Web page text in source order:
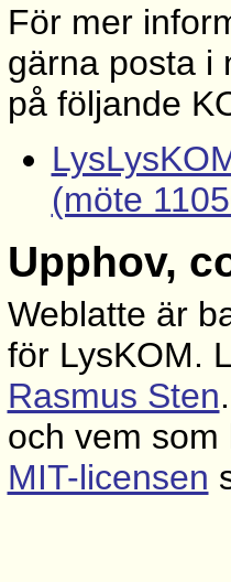
För mer
gärna posta i
på följande
(möte
Upphov,
Weblatte är
för LysKOM.
Rasmus Sten
och vem
MIT-licensen